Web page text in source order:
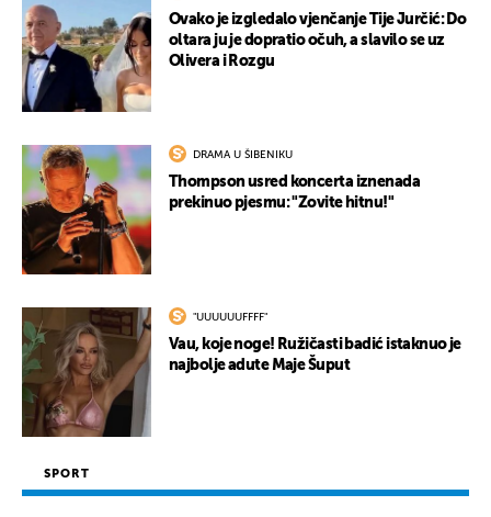
Ovako je izgledalo vjenčanje Tije Jurčić: Do
oltara ju je dopratio očuh, a slavilo se uz
Olivera i Rozgu
DRAMA U ŠIBENIKU
Thompson usred koncerta iznenada
prekinuo pjesmu: "Zovite hitnu!"
"UUUUUUFFFF"
Vau, koje noge! Ružičasti badić istaknuo je
najbolje adute Maje Šuput
SPORT